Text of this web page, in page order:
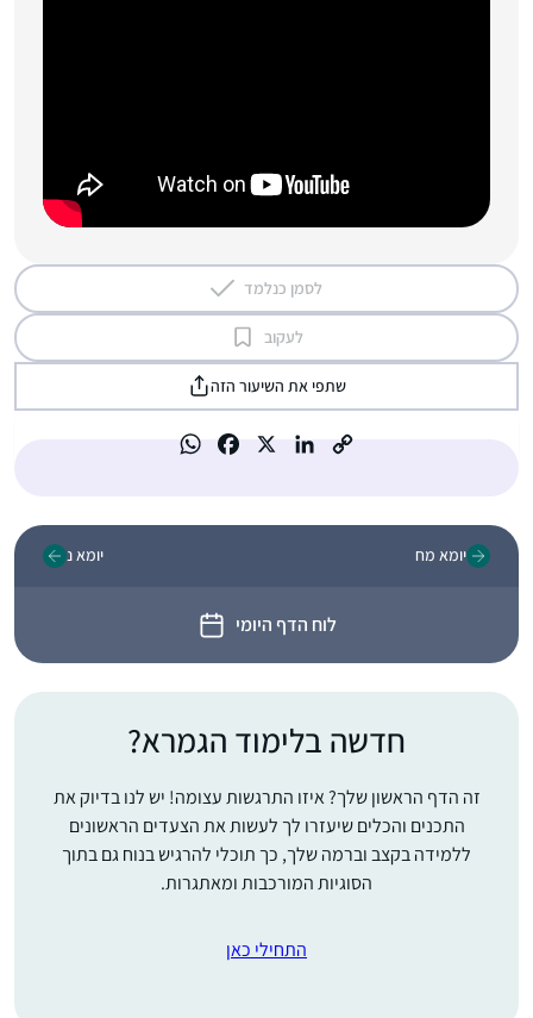
לסמן כנלמד
לעקוב
שתפי את השיעור הזה
יומא מח
לוח הדף היומי
יומא נ
חדשה בלימוד הגמרא?
זה הדף הראשון שלך? איזו התרגשות עצומה! יש לנו בדיוק את
התכנים והכלים שיעזרו לך לעשות את הצעדים הראשונים
ללמידה בקצב וברמה שלך, כך תוכלי להרגיש בנוח גם בתוך
הסוגיות המורכבות ומאתגרות.
התחילי כאן